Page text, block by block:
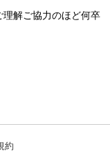
解ご協力のほど何卒
約